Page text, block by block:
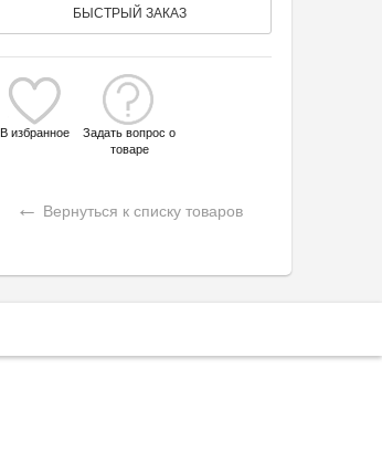
БЫСТРЫЙ ЗАКАЗ
В избранное
Задать вопрос о
товаре
← Вернуться к списку товаров